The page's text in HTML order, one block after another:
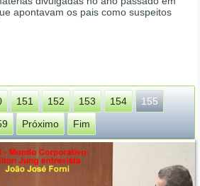
apontavam os pais como suspeitos
151 152 153 154
155
Próximo Fim